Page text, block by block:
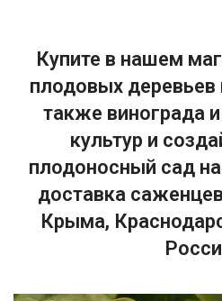
Купите в нашем
плодовых деревьев
также винограда
культур и
плодоносный сад
доставка
Крыма,